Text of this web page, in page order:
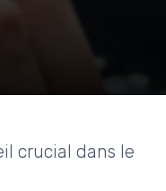
crucial dans le